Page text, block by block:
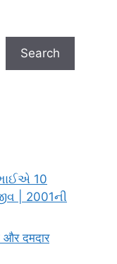
Search
10
| 2001ની
और दमदार